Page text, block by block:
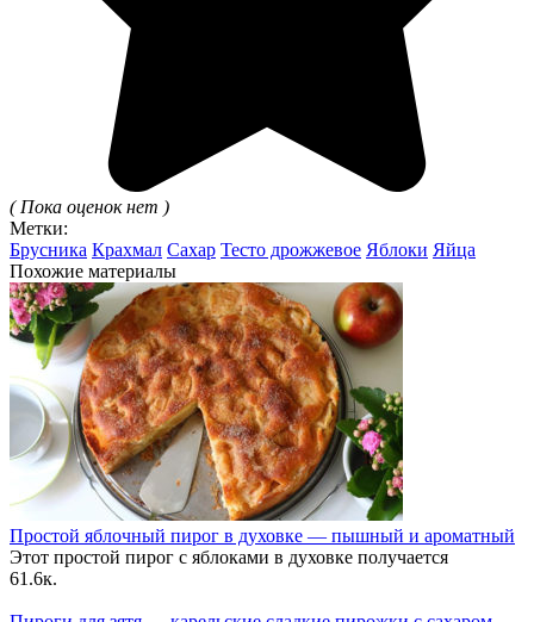
( Пока оценок нет )
Метки:
Брусника Крахмал Сахар Тесто дрожжевое Яблоки Яйца
Похожие материалы
Простой яблочный пирог в духовке — пышный и ароматный
Этот простой пирог с яблоками в духовке получается
61.6к.